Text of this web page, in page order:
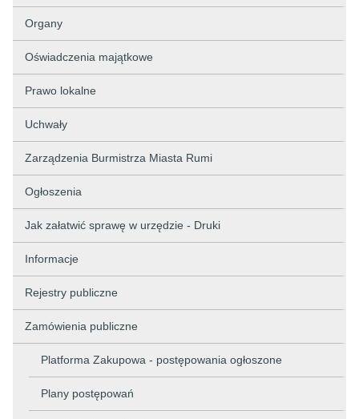
Organy
Oświadczenia majątkowe
Prawo lokalne
Uchwały
Zarządzenia Burmistrza Miasta Rumi
Ogłoszenia
Jak załatwić sprawę w urzędzie - Druki
Informacje
Rejestry publiczne
Zamówienia publiczne
Platforma Zakupowa - postępowania ogłoszone
Plany postępowań